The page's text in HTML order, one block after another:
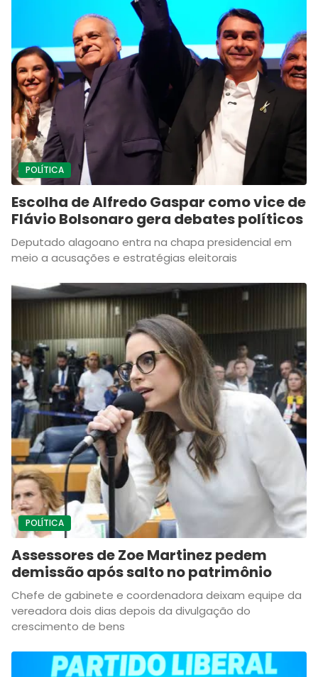
POLÍTICA
Escolha de Alfredo Gaspar como vice de
Flávio Bolsonaro gera debates políticos
Deputado alagoano entra na chapa presidencial em
meio a acusações e estratégias eleitorais
POLÍTICA
Assessores de Zoe Martinez pedem
demissão após salto no patrimônio
Chefe de gabinete e coordenadora deixam equipe da
vereadora dois dias depois da divulgação do
crescimento de bens